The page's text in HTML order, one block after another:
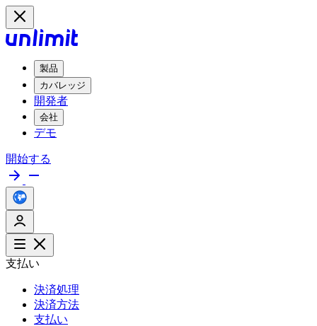
製品
カバレッジ
開発者
会社
デモ
開始する
支払い
決済処理
決済方法
支払い